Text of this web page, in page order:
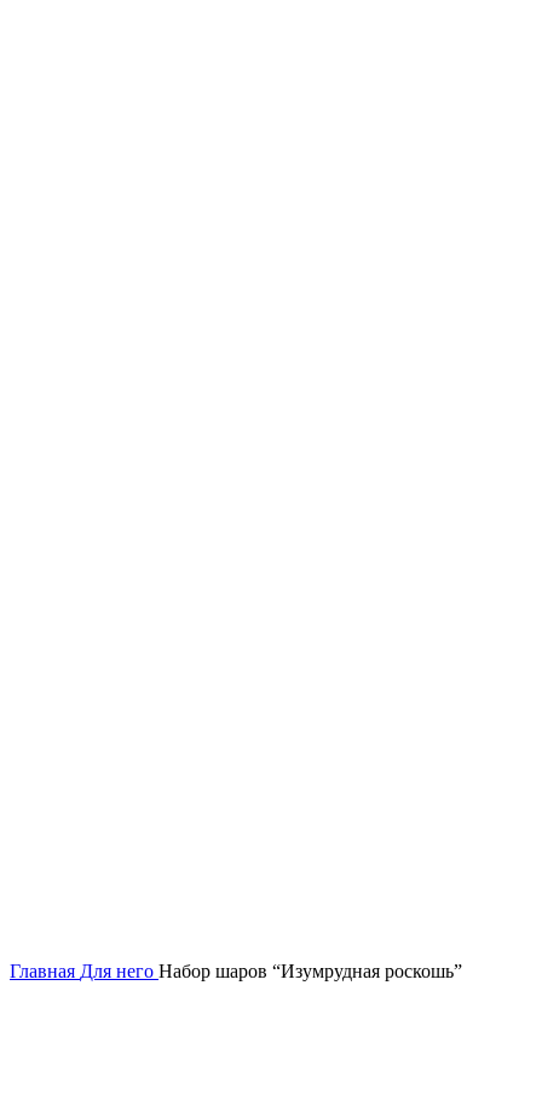
Главная Для него Набор шаров “Изумрудная роскошь”